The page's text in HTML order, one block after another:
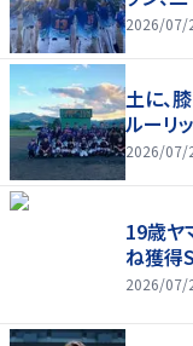
2026/07/
土に、
ルーリ
2026/07/
19歳ヤ
ね獲得
2026/07/